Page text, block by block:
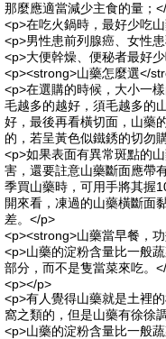
那麼應適當減少主食的量；
<p>在吃火鍋時，最好少吃
<p>男性患前列腺癌、女性
<p>大便幹燥、便秘者最好
<p><strong>山藥怎麼選</
<p>在選購的時候，大小一
毛越多的越好，須毛越多的
好，最後再看橫切面，山藥
的，若呈黃色似鐵銹的切勿
<p>如果表面有異常斑點的
害，還要註意山藥斷面應帶
季買山藥時，可用手將其握
開來看，凍過的山藥橫斷面
差。</p>
<p><strong>山藥當早餐，
<p>山藥的淀粉含量比一般
部分，而不是隻當菜來吃。
<p></p>
<p>有人覺得山藥就是土裡
窩之類的，但是山藥有徐徐
<p>山藥的淀粉含量比一般